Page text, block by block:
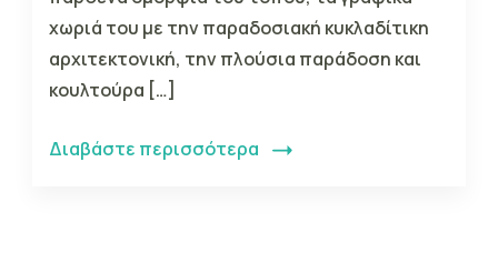
χωριά του με την παραδοσιακή κυκλαδίτικη
αρχιτεκτονική, την πλούσια παράδοση και
κουλτούρα […]
Διαβάστε περισσότερα